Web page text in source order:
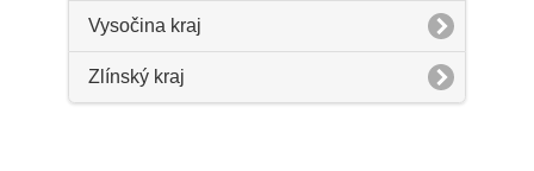
Vysočina kraj
Zlínský kraj